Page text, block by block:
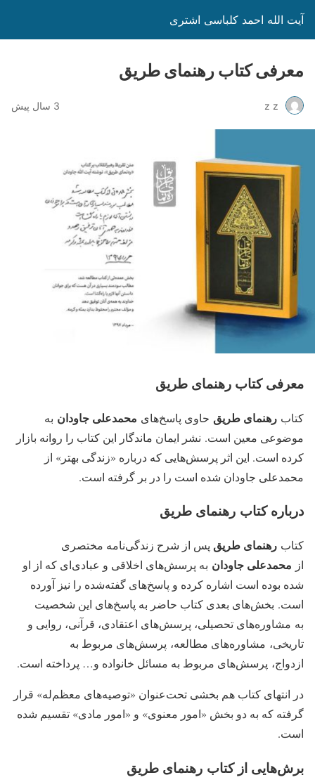
آیت الله احمد کلباسی اشتری
معرفی کتاب رهنمای طریق
z z 3 سال پیش
معرفی کتاب رهنمای طریق
کتاب رهنمای طریق حاوی پاسخ‌های محمدعلی جاودان به
موضوعی معین است. نشر ایمان ماندگار این کتاب را روانه بازار
کرده است. این اثر پرسش‌هایی که درباره «زندگی بهتر» از
محمدعلی جاودان شده است را در بر گرفته است.
درباره کتاب رهنمای طریق
کتاب رهنمای طریق پس از شرح زندگی‌نامه مختصری
از محمدعلی جاودان به پرسش‌های اخلاقی و عبادی‌ای که از او
شده بوده است اشاره کرده و پاسخ‌های گفته‌شده را نیز آورده
است. بخش‌های بعدی کتاب حاضر به پاسخ‌های این شخصیت
به مشاوره‌های تحصیلی، پرسش‌های اعتقادی، قرآنی، روایی و
تاریخی، مشاوره‌های مطالعه، پرسش‌های مربوط به
ازدواج، پرسش‌های مربوط به مسائل خانواده و… پرداخته است.
در انتهای کتاب هم بخشی تحت‌عنوان «توصیه‌های معظم‌له» قرار
گرفته که به دو بخش «امور معنوی» و «امور مادی» تقسیم شده
است.
برش‌هایی از کتاب رهنمای طریق